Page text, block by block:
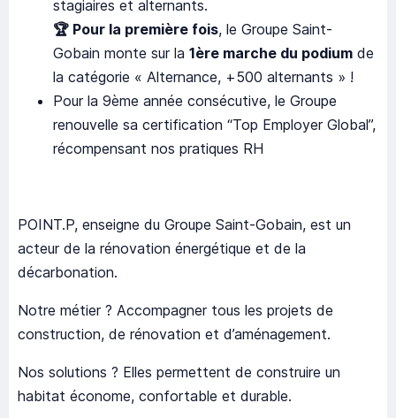
stagiaires et alternants.
🏆 Pour la première fois, le Groupe Saint-
Gobain monte sur la 1ère marche du podium de
la catégorie « Alternance, +500 alternants » !
Pour la 9ème année consécutive, le Groupe
renouvelle sa certification “Top Employer Global”,
récompensant nos pratiques RH
POINT.P, enseigne du Groupe Saint-Gobain, est un
acteur de la rénovation énergétique et de la
décarbonation.
Notre métier ? Accompagner tous les projets de
construction, de rénovation et d’aménagement.
Nos solutions ? Elles permettent de construire un
habitat économe, confortable et durable.